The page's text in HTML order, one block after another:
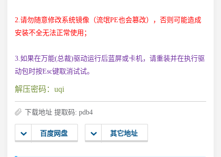
2.请勿随意修改系统镜像（流氓PE也会篡改），否则可能造成
安装不全无法正常使用；
3.如果在万能(总裁)驱动运行后蓝屏或卡机，请重装并在执行驱
动包时按Esc键取消试试。
解压密码：uqi
下载地址 提取码: pdb4
百度网盘 其它地址